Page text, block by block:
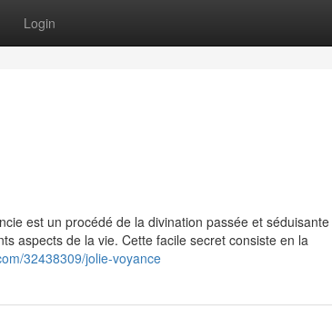
Login
est un procédé de la divination passée et séduisante
aspects de la vie. Cette facile secret consiste en la
32438309/jolie-voyance